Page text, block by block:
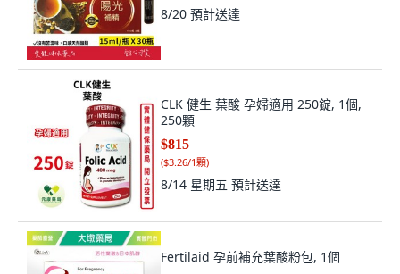
8/20 預計送達
CLK 健生 葉酸 孕婦適用 250錠, 1個,
250顆
$815
($3.26/1顆)
8/14 星期五 預計送達
Fertilaid 孕前補充葉酸粉包, 1個